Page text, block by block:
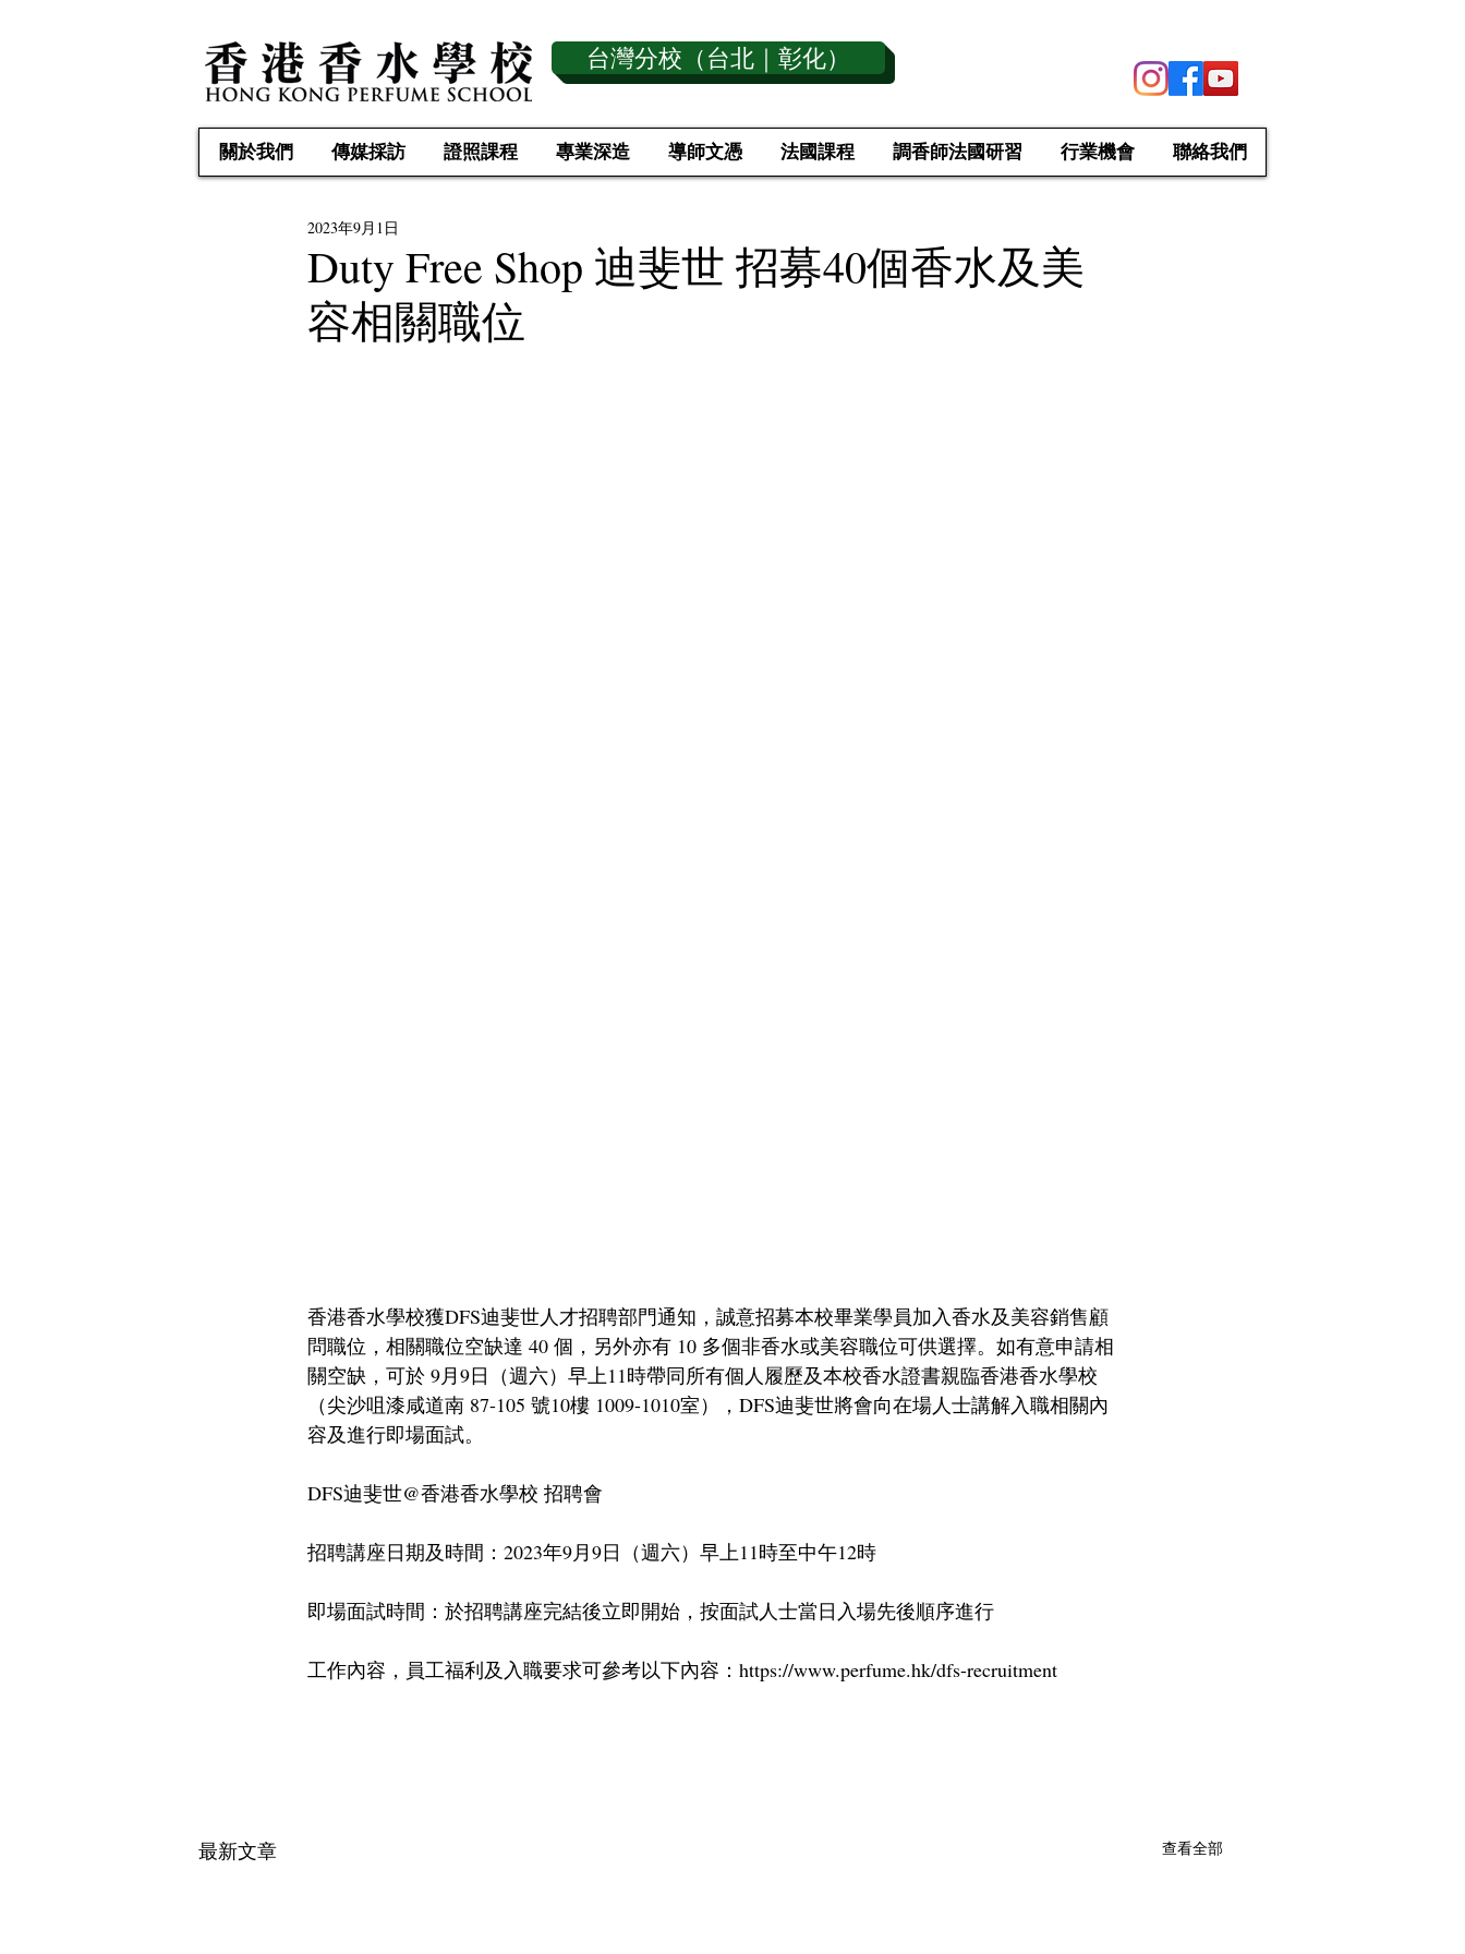
台灣分校（台北｜彰化）
關於我們 傳媒採訪 證照課程 專業深造 導師文憑 法國課程 調香師法國研習 行業機會 聯絡我們
Duty Free Shop 迪斐世 招募40個香水及美
容相關職位
2023年9月1日
香港香水學校獲DFS迪斐世人才招聘部門通知，誠意招募本校畢業學員加入香水及美容銷售顧
問職位，相關職位空缺達 40 個，另外亦有 10 多個非香水或美容職位可供選擇。如有意申請相
關空缺，可於 9月9日（週六）早上11時帶同所有個人履歷及本校香水證書親臨香港香水學校
（尖沙咀漆咸道南 87-105 號10樓 1009-1010室），DFS迪斐世將會向在場人士講解入職相關內
容及進行即場面試。
DFS迪斐世@香港香水學校 招聘會
招聘講座日期及時間：2023年9月9日（週六）早上11時至中午12時
即場面試時間：於招聘講座完結後立即開始，按面試人士當日入場先後順序進行
工作內容，員工福利及入職要求可參考以下內容：https://www.perfume.hk/dfs-recruitment
最新文章 查看全部